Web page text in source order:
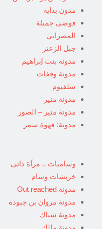
مدون بداية
فوضى جميلة
المصراتي
جبل الزعتر
مدونة بنت إبراهيم
مدونة وقفات
سلفيوم
مدونة منير
مدونة منير – الصور
مدونة: قهوة سمر
وساميات .. مرآة ذاتي
خربشات وسام
مدونة Out reached
مدونة مروان بن جبودة
مدونة شباك
مدونة مالك